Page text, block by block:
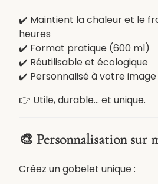
t
i
s
o
t
e
r
m
n
✔️ Maintient la chaleur et le
heures
✔️ Format pratique (600 ml)
✔️ Réutilisable et écologique
✔️ Personnalisé à votre image
👉 Utile, durable… et unique.
🎨 Personnalisation sur
Créez un gobelet unique :